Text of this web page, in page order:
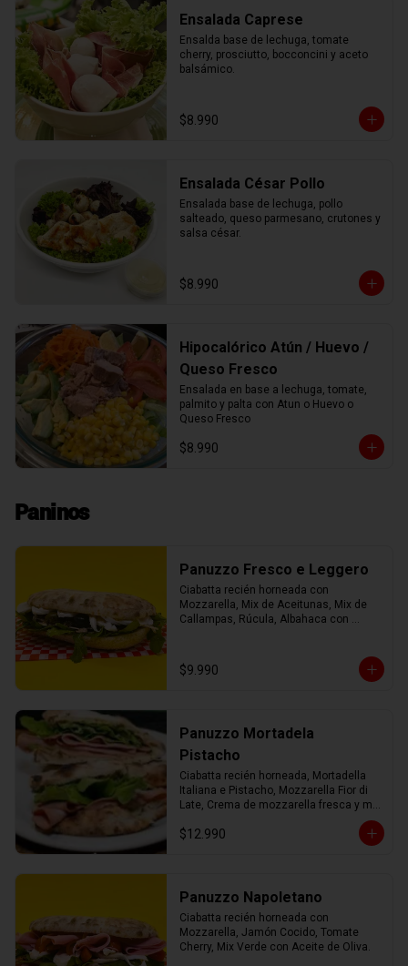
Ensalada Caprese
Ensalda base de lechuga, tomate
cherry, prosciutto, bocconcini y aceto
balsámico.
$8.990
Ensalada César Pollo
Ensalada base de lechuga, pollo
salteado, queso parmesano, crutones y
salsa césar.
$8.990
Hipocalórico Atún / Huevo /
Queso Fresco
Ensalada en base a lechuga, tomate,
palmito y palta con Atun o Huevo o
Queso Fresco
$8.990
Paninos
Panuzzo Fresco e Leggero
Ciabatta recién horneada con
Mozzarella, Mix de Aceitunas, Mix de
Callampas, Rúcula, Albahaca con
$9.990
Panuzzo Mortadela
Pistacho
Ciabatta recién horneada, Mortadella
Italiana e Pistacho, Mozzarella Fior di
Late, Crema de mozzarella fresca y mix
$12.990
Panuzzo Napoletano
Ciabatta recién horneada con
Mozzarella, Jamón Cocido, Tomate
Cherry, Mix Verde con Aceite de Oliva.